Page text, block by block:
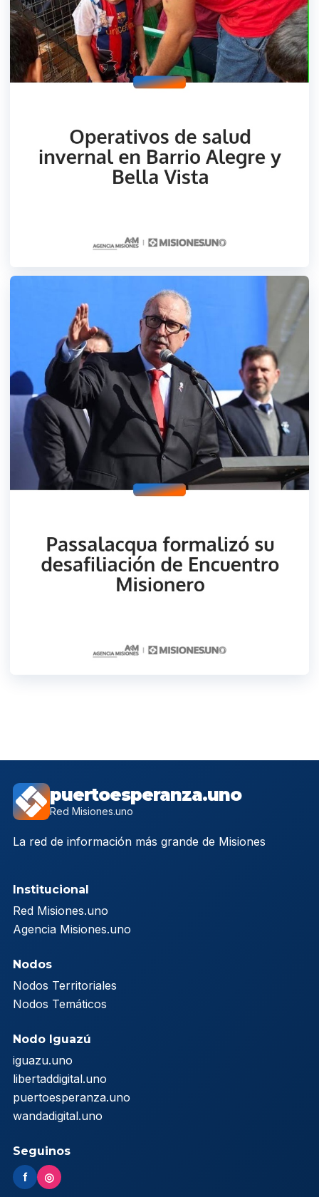
puertoesperanza.uno
Red Misiones.uno
La red de información más grande de Misiones
Institucional
Red Misiones.uno
Agencia Misiones.uno
Nodos
Nodos Territoriales
Nodos Temáticos
Nodo Iguazú
iguazu.uno
libertaddigital.uno
puertoesperanza.uno
wandadigital.uno
Seguinos
f ◎